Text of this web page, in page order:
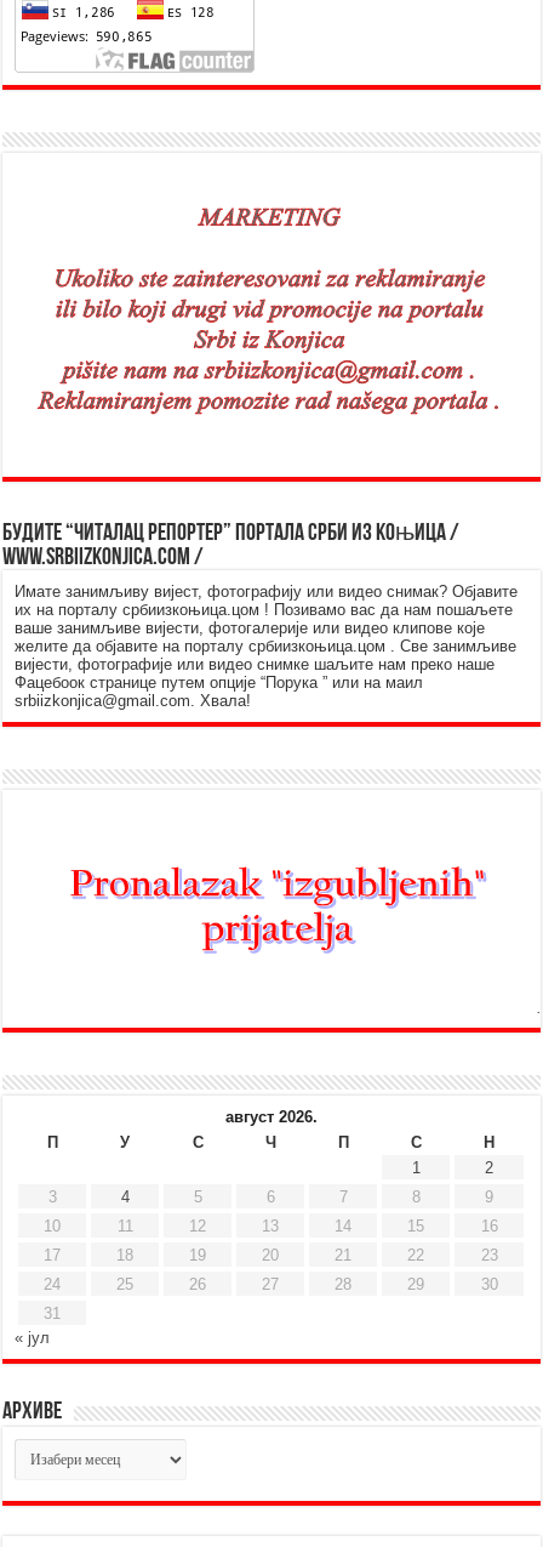
Будите “читалац репортер” портала Срби из Kоњица /
www.srbiizkonjica.com /
Имате занимљиву вијест, фотографију или видео снимак? Објавите
их на порталу србиизкоњица.цом ! Позивамо вас да нам пошаљете
ваше занимљиве вијести, фотогалерије или видео клипове које
желите да објавите на порталу србиизкоњица.цом . Све занимљиве
вијести, фотографије или видео снимке шаљите нам преко наше
Фацебоок странице путем опције “Порука ” или на маил
srbiizkonjica@gmail.com. Хвала!
август 2026.
П
У С Ч П С
Н
1
2
3
4 5 6 7 8
9
10
11 12 13 14 15
16
17
18 19 20 21 22
23
24
25 26 27 28 29
30
31
« јул
Архиве
Архиве